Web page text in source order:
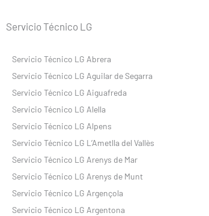
Servicio Técnico LG
Servicio Técnico LG Abrera
Servicio Técnico LG Aguilar de Segarra
Servicio Técnico LG Aiguafreda
Servicio Técnico LG Alella
Servicio Técnico LG Alpens
Servicio Técnico LG L’Ametlla del Vallès
Servicio Técnico LG Arenys de Mar
Servicio Técnico LG Arenys de Munt
Servicio Técnico LG Argençola
Servicio Técnico LG Argentona